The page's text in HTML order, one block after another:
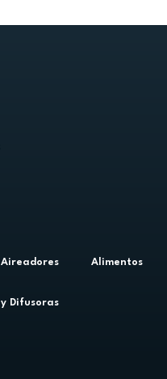
Aireadores
y Difusoras
Alimentos